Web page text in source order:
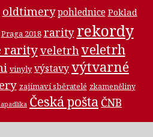
oldtimery pohlednice Poklad
Praga 2018 rarity rekordy
rarityveletrhveletrh
vinyly výstavyvýtvarné
zajímaví sběratelé zkameněliny
Česká pošta ČNB